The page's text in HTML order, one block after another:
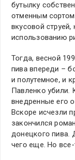
бутылку
отменным сортом
вкусовой струей,
использованию
Тогда, весной
пива впереди –
и полутемное, и
Павленко убили.
внедренные его
Вскоре исчезли
закончился
донецкого пива.
чего еще. Но все-